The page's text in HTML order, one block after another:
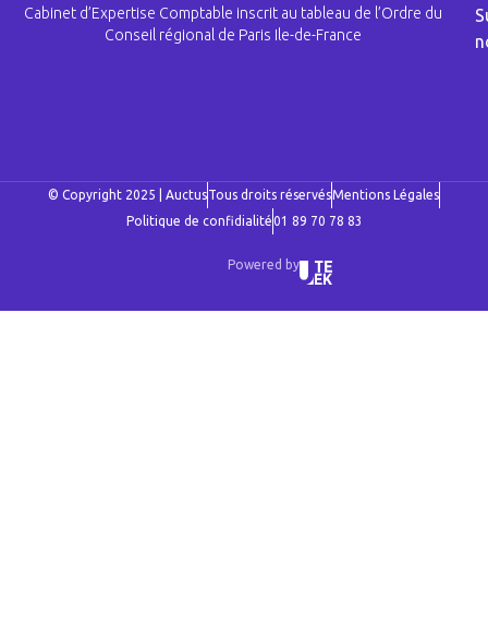
Cabinet d’Expertise Comptable inscrit au tableau de l’Ordre du
Conseil régional de Paris Ile-de-France
© Copyright 2025 | AuctusTous droits réservésMentions Légales
Politique de confidialité01 89 70 78 83
Powered by